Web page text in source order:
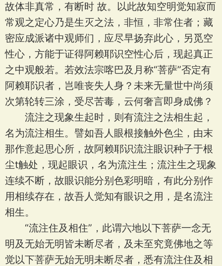
故体非真常，有断时 故。以此故知空明觉知寂而
常观之定心乃是生灭之法，非恒，非常住者；藏
密应成派诸中观师们，应尽早扬弃此心，另觅空
性心，方能于证得阿赖耶识空性心后，现起真正
之中观般若。若效法宗喀巴及月称“菩萨”否定有
阿赖耶识者，岂唯丧失人身？未来无量世中尚须
次第轮转三涂，受尽苦毒，云何奢言即身成佛？
流注之现象生起时，则有流注之法相生起，
名为流注相生。譬如吾人眼根接触外色尘，由末
那作意起思心所，故阿赖耶识流注眼识种子于根
尘t触处，现起眼识，名为流注生；流注生之现象
连续不断，故眼识能分别色彩明暗，有此分别作
用相续存在，故吾人觉知有眼识之用，是名流注
相生。
“流注住及相住”，此谓六地以下菩萨一念无
明及无始无明皆未断尽者，及未至究竟佛地之等
觉以下菩萨无始无明未断尽者，悉有流注住及相